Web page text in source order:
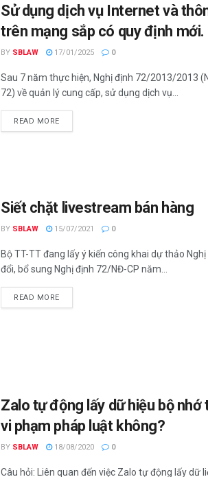
Sử dụng dịch vụ Internet và
trên mạng sắp có quy định mới.
BY SBLAW 17/01/2025 0
Sau 7 năm thực hiện, Nghị định 72/2013/2013
72) về quản lý cung cấp, sử dụng dịch vụ...
READ MORE
Siết chặt livestream bán hàng
BY SBLAW 15/07/2021 0
Bộ TT-TT đang lấy ý kiến công khai dự thảo
đổi, bổ sung Nghị định 72/NĐ-CP năm...
READ MORE
Zalo tự động lấy dữ hiệu bộ nhớ
vi phạm pháp luật không?
BY SBLAW 18/08/2020 0
Câu hỏi: Liên quan đến việc Zalo tự động lấy dữ